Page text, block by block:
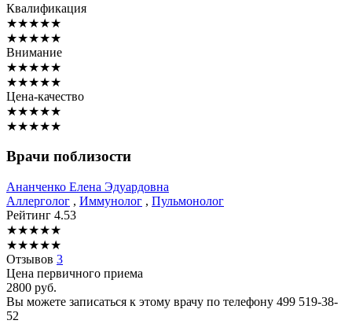
Квалификация
★★★★★
★★★★★
Внимание
★★★★★
★★★★★
Цена-качество
★★★★★
★★★★★
Врачи поблизости
Ананченко Елена Эдуардовна
Аллерголог , Иммунолог , Пульмонолог
Рейтинг 4.53
★★★★★
★★★★★
Отзывов 3
Цена первичного приема
2800 руб.
Вы можете записаться к этому врачу по телефону 499 519-38-
52